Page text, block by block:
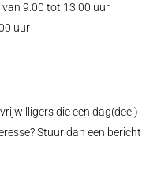
9.00 tot 13.00 uur
uur
die een dag(deel)
Stuur dan een bericht